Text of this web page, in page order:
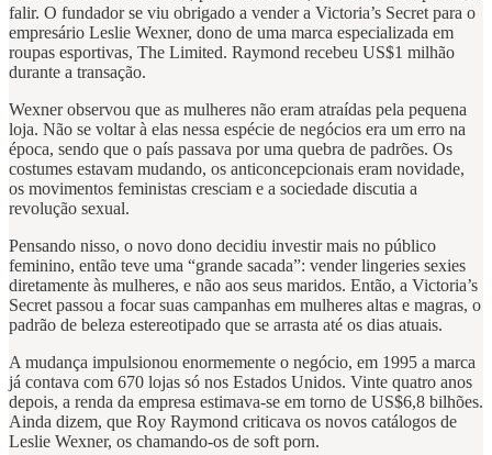
falir. O fundador se viu obrigado a vender a Victoria’s Secret para o
empresário Leslie Wexner, dono de uma marca especializada em
roupas esportivas, The Limited. Raymond recebeu US$1 milhão
durante a transação.
Wexner observou que as mulheres não eram atraídas pela pequena
loja. Não se voltar à elas nessa espécie de negócios era um erro na
época, sendo que o país passava por uma quebra de padrões. Os
costumes estavam mudando, os anticoncepcionais eram novidade,
os movimentos feministas cresciam e a sociedade discutia a
revolução sexual.
Pensando nisso, o novo dono decidiu investir mais no público
feminino, então teve uma “grande sacada”: vender lingeries sexies
diretamente às mulheres, e não aos seus maridos. Então, a Victoria’s
Secret passou a focar suas campanhas em mulheres altas e magras, o
padrão de beleza estereotipado que se arrasta até os dias atuais.
A mudança impulsionou enormemente o negócio, em 1995 a marca
já contava com 670 lojas só nos Estados Unidos. Vinte quatro anos
depois, a renda da empresa estimava-se em torno de US$6,8 bilhões.
Ainda dizem, que Roy Raymond criticava os novos catálogos de
Leslie Wexner, os chamando-os de soft porn.